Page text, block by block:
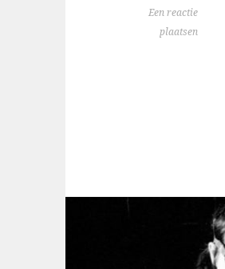
Een reactie
plaatsen